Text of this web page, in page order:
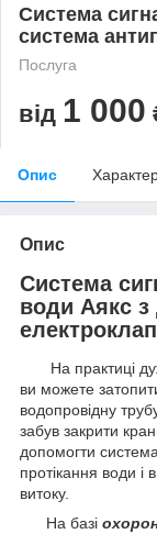
Система
система
Послуга
від 1 000
Опис
Опис
Система
води Аякс з
На практиці
ви можете
водопровідну
забув закрити
допомогти
протікання води і
витоку.
На базі